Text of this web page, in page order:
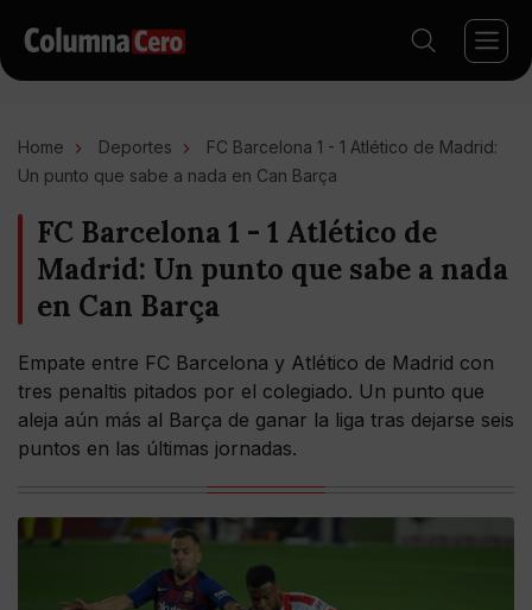
Home Deportes
FC Barcelona 1 - 1 Atlético de Madrid:
Un punto que sabe a nada en Can Barça
FC Barcelona 1 - 1 Atlético de
Madrid: Un punto que sabe a nada
en Can Barça
Empate entre FC Barcelona y Atlético de Madrid con
tres penaltis pitados por el colegiado. Un punto que
aleja aún más al Barça de ganar la liga tras dejarse seis
puntos en las últimas jornadas.